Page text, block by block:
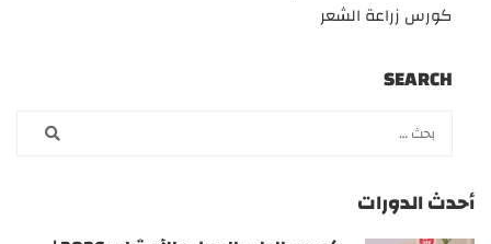
كورس زراعة الشعر
SEARCH
أحدث الدورات